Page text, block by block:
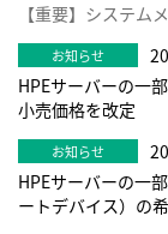
【重要】システム
HPEサーバーの一
小売価格を改定
HPEサーバーの一
ートデバイス）の